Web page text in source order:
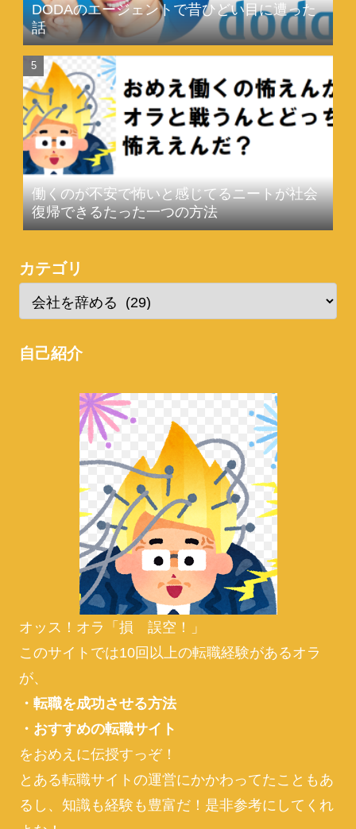
DODAのエージェントで昔ひどい目に遭った
話
働くのが不安で怖いと感じてるニートが社会
復帰できるたった一つの方法
カテゴリ
自己紹介
オッス！オラ「損 誤空！」
このサイトでは10回以上の転職経験があるオラ
が、
・転職を成功させる方法
・おすすめの転職サイト
をおめえに伝授すっぞ！
とある転職サイトの運営にかかわってたこともあ
るし、知識も経験も豊富だ！是非参考にしてくれ